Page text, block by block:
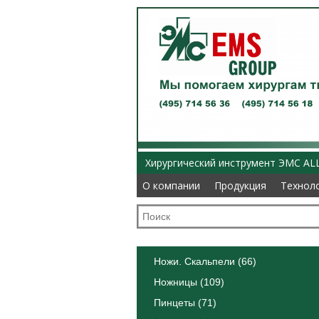
Хирургический инструмент ЭМС
О компании
Продукция
О компании
Продукция
Ножи. Скальпели (66)
Ножницы (109)
Пинцеты (71)